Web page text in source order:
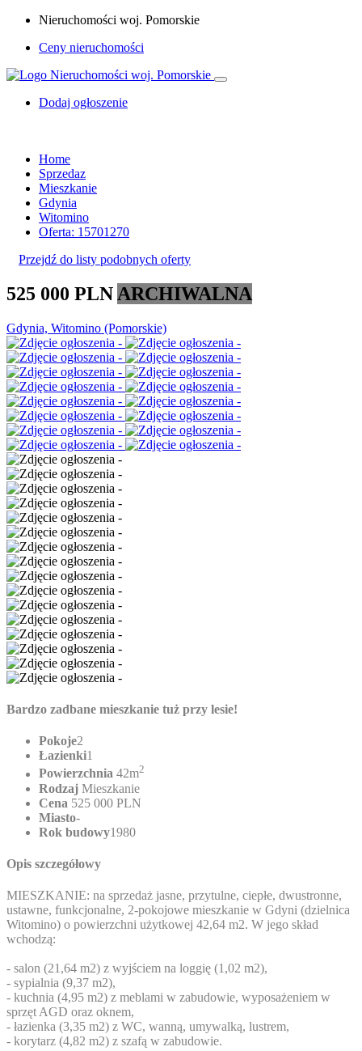
Nieruchomości woj. Pomorskie
Ceny nieruchomości
Dodaj ogłoszenie
Home
Sprzedaz
Mieszkanie
Gdynia
Witomino
Oferta: 15701270
Przejdź do listy podobnych oferty
525 000 PLN ARCHIWALNA
Gdynia, Witomino (Pomorskie)
Bardzo zadbane mieszkanie tuż przy lesie!
Pokoje2
Łazienki1
Powierzchnia 42m2
Rodzaj Mieszkanie
Cena 525 000 PLN
Miasto-
Rok budowy1980
Opis szczegółowy
MIESZKANIE: na sprzedaż jasne, przytulne, ciepłe, dwustronne,
ustawne, funkcjonalne, 2-pokojowe mieszkanie w Gdyni (dzielnica
Witomino) o powierzchni użytkowej 42,64 m2. W jego skład
wchodzą:
- salon (21,64 m2) z wyjściem na loggię (1,02 m2),
- sypialnia (9,37 m2),
- kuchnia (4,95 m2) z meblami w zabudowie, wyposażeniem w
sprzęt AGD oraz oknem,
- łazienka (3,35 m2) z WC, wanną, umywalką, lustrem,
- korytarz (4,82 m2) z szafą w zabudowie.